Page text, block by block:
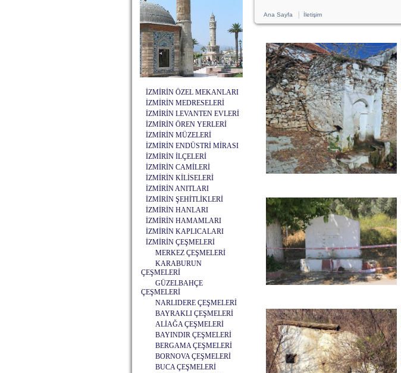
İZMİRİN ÖZEL MEKANLARI
İZMİRİN MEDRESELERİ
İZMİRİN LEVANTEN EVLERİ
İZMİRİN ÖREN YERLERİ
İZMİRİN MÜZELERİ
İZMİRİN ENDÜSTRİ MİRASI
İZMİRİN İLÇELERİ
İZMİRİN CAMİLERİ
İZMİRİN KİLİSELERİ
İZMİRİN ANITLARI
İZMİRİN ŞEHİTLİKLERİ
İZMİRİN HANLARI
İZMİRİN HAMAMLARI
İZMİRİN KAPLICALARI
İZMİRİN ÇEŞMELERİ
MERKEZ ÇEŞMELERİ
KARABURUN
ÇEŞMELERİ
GÜZELBAHÇE
ÇEŞMELERİ
NARLIDERE ÇEŞMELERİ
BAYRAKLI ÇEŞMELERİ
ALİAĞA ÇEŞMELERİ
BAYINDIR ÇEŞMELERİ
BERGAMA ÇEŞMELERİ
BORNOVA ÇEŞMELERİ
BUCA ÇEŞMELERİ
Ana Sayfa| İletişim